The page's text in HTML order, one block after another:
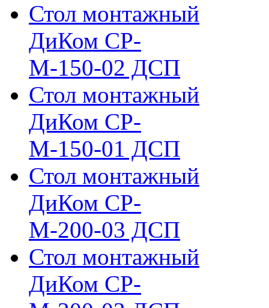
Стол монтажный
ДиКом СР-
М-150-02 ДСП
Стол монтажный
ДиКом СР-
М-150-01 ДСП
Стол монтажный
ДиКом СР-
М-200-03 ДСП
Стол монтажный
ДиКом СР-